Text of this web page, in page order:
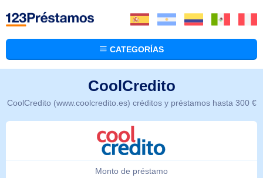
CATEGORÍAS
CoolCredito
CoolCredito (www.coolcredito.es) créditos y préstamos hasta 300 €
Monto de préstamo